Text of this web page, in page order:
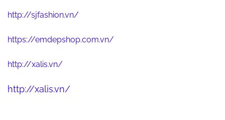
http://sjfashion.vn/
https://emdepshop.com.vn/
http://xalis.vn/
http://xalis.vn/